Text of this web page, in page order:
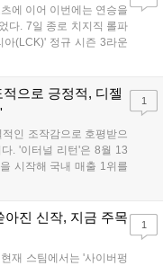
에 이어 이번에는 연승을
다. 7일 종로 치지직 롤파
(LCK)' 정규 시즌 3라운
츠의 대결에서 젠지가 압
으로 긍정적, 디젤
인 조작감으로 호평받으
. '이터널 리턴'은 8월 13
시작해 국내 매출 1위를
콘' 시리즈는 8월 6일 쇼
리 시뮬레이션 '리스토
1
아진 신작, 지금 주목
재 스팀에서는 '사이버펑
1